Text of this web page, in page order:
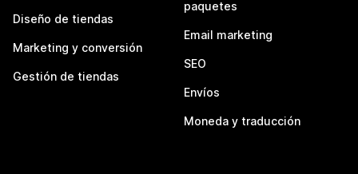
Diseño de tiendas
Marketing y conversión
Gestión de tiendas
paquetes
Email marketing
SEO
Envíos
Moneda y traducción